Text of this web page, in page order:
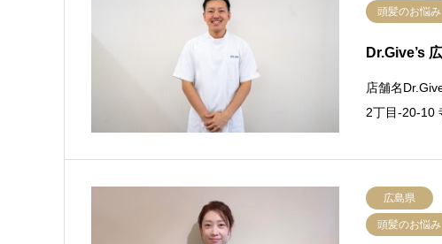
頭髪のお悩み
Dr.Give’s
店舗名
2丁目-20-10
広島県
頭髪のお悩み